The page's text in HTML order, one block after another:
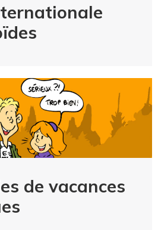
de vacances